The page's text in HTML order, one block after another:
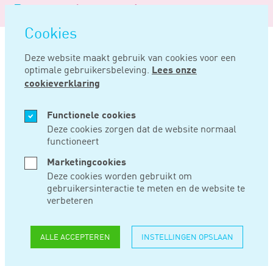
overslaan
Cookies
Deze website maakt gebruik van cookies voor een
optimale gebruikersbeleving. Lees onze
cookieverklaring
Functionele cookies
Deze cookies zorgen dat de website normaal
functioneert
Marketingcookies
Deze cookies worden gebruikt om
gebruikersinteractie te meten en de website te
verbeteren
ALLE ACCEPTEREN INSTELLINGEN OPSLAAN
Logo
Noord
Negentig
Home Nieuws
APR 09, 2019
GEBRUIK VAN BSN
IN BTW-NUMMER IN
STRIJD MET
PRIVACYWETGEVING